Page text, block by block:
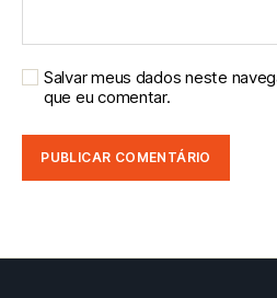
Salvar meus dados neste
que eu comentar.